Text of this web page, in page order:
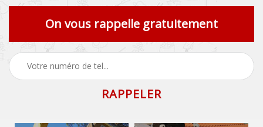
On vous rappelle gratuitement